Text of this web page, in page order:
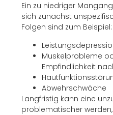
Ein zu niedriger
sich zunächst
Folgen sind zum Beispiel:
Muskelprobleme
Empfindlichkeit
Abwehrschwäche
Langfristig kann eine
problematischer